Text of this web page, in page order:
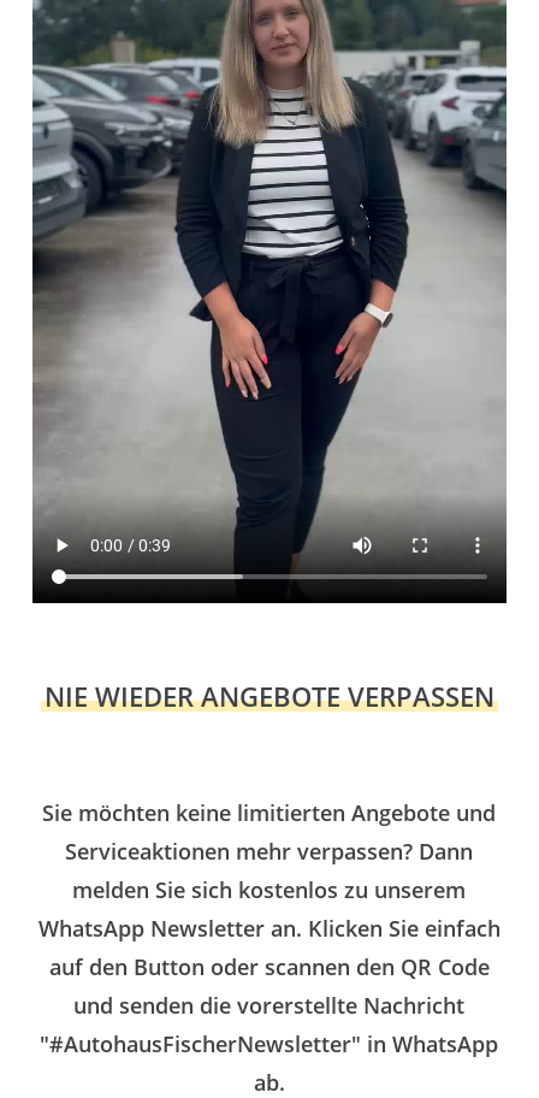
NIE WIEDER ANGEBOTE VERPASSEN
Sie möchten keine limitierten Angebote und
Serviceaktionen mehr verpassen? Dann
melden Sie sich kostenlos zu unserem
WhatsApp Newsletter an. Klicken Sie einfach
auf den Button oder scannen den QR Code
und senden die vorerstellte Nachricht
"#AutohausFischerNewsletter" in WhatsApp
ab.